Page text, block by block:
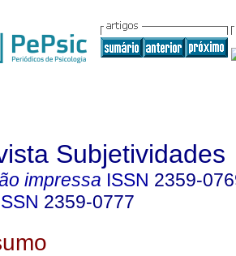
Subjetividades
impressa ISSN 2359-
2359-0777